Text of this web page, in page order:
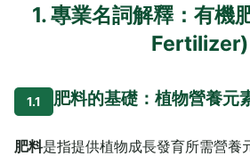
1. 專業名詞解釋：有機
Fertilizer)
1.1 肥料的基礎：植物營養元
肥料是指提供植物成長發育所需營養